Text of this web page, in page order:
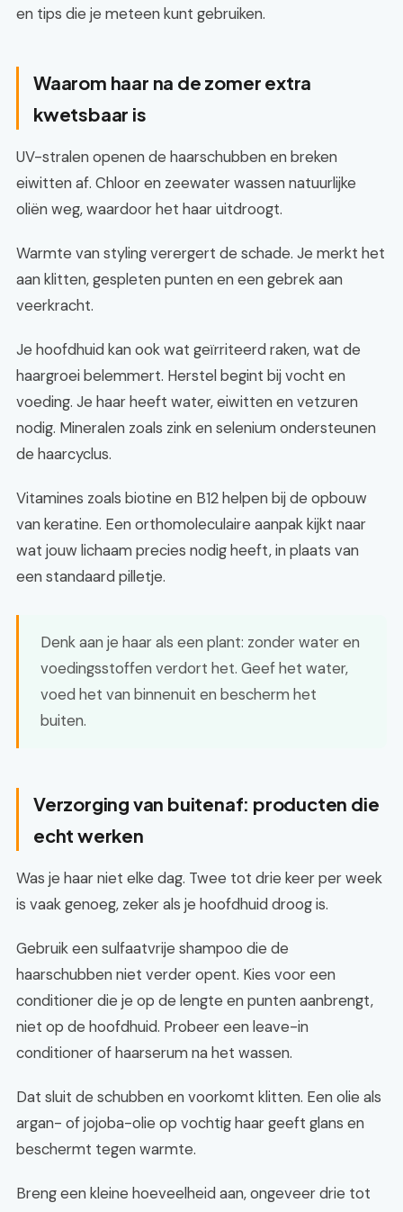
en tips die je meteen kunt gebruiken.
Waarom haar na de zomer extra
kwetsbaar is
UV-stralen openen de haarschubben en breken
eiwitten af. Chloor en zeewater wassen natuurlijke
oliën weg, waardoor het haar uitdroogt.
Warmte van styling verergert de schade. Je merkt het
aan klitten, gespleten punten en een gebrek aan
veerkracht.
Je hoofdhuid kan ook wat geïrriteerd raken, wat de
haargroei belemmert. Herstel begint bij vocht en
voeding. Je haar heeft water, eiwitten en vetzuren
nodig. Mineralen zoals zink en selenium ondersteunen
de haarcyclus.
Vitamines zoals biotine en B12 helpen bij de opbouw
van keratine. Een orthomoleculaire aanpak kijkt naar
wat jouw lichaam precies nodig heeft, in plaats van
een standaard pilletje.
Denk aan je haar als een plant: zonder water en
voedingsstoffen verdort het. Geef het water,
voed het van binnenuit en bescherm het
buiten.
Verzorging van buitenaf: producten die
echt werken
Was je haar niet elke dag. Twee tot drie keer per week
is vaak genoeg, zeker als je hoofdhuid droog is.
Gebruik een sulfaatvrije shampoo die de
haarschubben niet verder opent. Kies voor een
conditioner die je op de lengte en punten aanbrengt,
niet op de hoofdhuid. Probeer een leave-in
conditioner of haarserum na het wassen.
Dat sluit de schubben en voorkomt klitten. Een olie als
argan- of jojoba-olie op vochtig haar geeft glans en
beschermt tegen warmte.
Breng een kleine hoeveelheid aan, ongeveer drie tot